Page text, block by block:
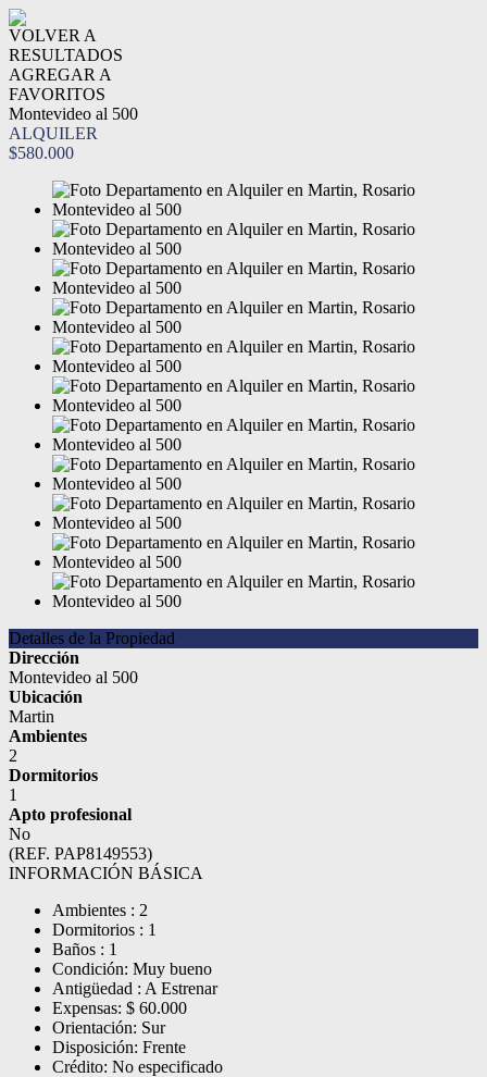
VOLVER A
RESULTADOS
AGREGAR A
FAVORITOS
Montevideo al 500
ALQUILER
$580.000
Detalles de la Propiedad
Dirección
Montevideo al 500
Ubicación
Martin
Ambientes
2
Dormitorios
1
Apto profesional
No
(REF. PAP8149553)
INFORMACIÓN BÁSICA
Ambientes : 2
Dormitorios : 1
Baños : 1
Condición: Muy bueno
Antigüedad : A Estrenar
Expensas: $ 60.000
Orientación: Sur
Disposición: Frente
Crédito: No especificado